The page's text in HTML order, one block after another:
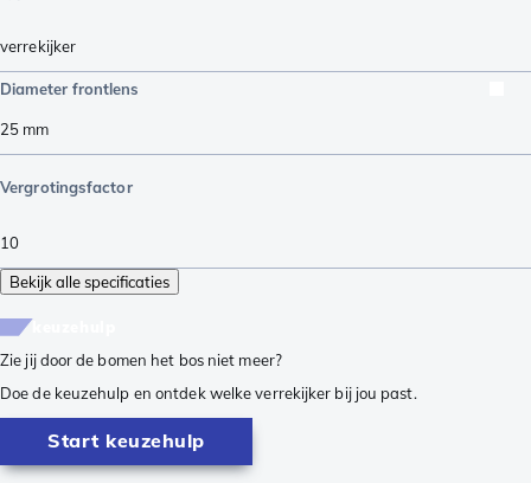
verrekijker
Diameter frontlens
25 mm
Vergrotingsfactor
10
Bekijk alle specificaties
Zie jij door de bomen het bos niet meer?
Doe de keuzehulp en ontdek welke verrekijker bij jou past.
Start keuzehulp